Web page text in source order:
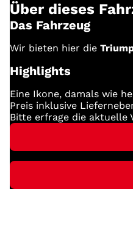
Über dieses
Das Fahrzeug
Wir bieten hier die
Highlights
Eine Ikone, damals wie
Preis inklusive
Bitte erfrage die aktuelle